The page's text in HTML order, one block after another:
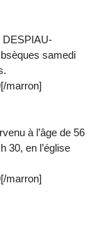
DESPIAU-
samedi
marron]
à l’âge de 56
30, en l’église
marron]